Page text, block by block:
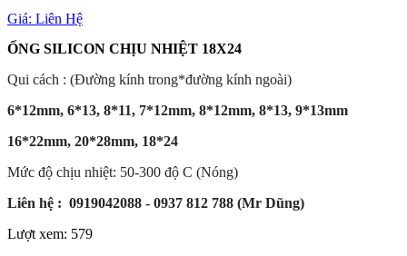
Giá: Liên Hệ
ỐNG SILICON CHỊU NHIỆT 18X24
Qui cách : (Đường kính trong*đường kính ngoài)
6*12mm, 6*13, 8*11, 7*12mm, 8*12mm, 8*13, 9*13mm
16*22mm, 20*28mm, 18*24
Mức độ chịu nhiệt: 50-300 độ C (Nóng)
Liên hệ : 0919042088 - 0937 812 788 (Mr Dũng)
Lượt xem: 579